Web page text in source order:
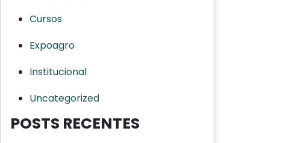
Cursos
Expoagro
Institucional
Uncategorized
POSTS RECENTES